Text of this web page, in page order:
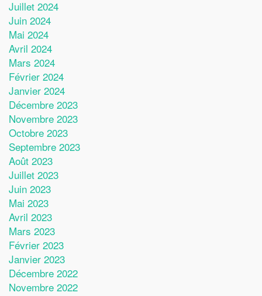
Juillet 2024
Juin 2024
Mai 2024
Avril 2024
Mars 2024
Février 2024
Janvier 2024
Décembre 2023
Novembre 2023
Octobre 2023
Septembre 2023
Août 2023
Juillet 2023
Juin 2023
Mai 2023
Avril 2023
Mars 2023
Février 2023
Janvier 2023
Décembre 2022
Novembre 2022